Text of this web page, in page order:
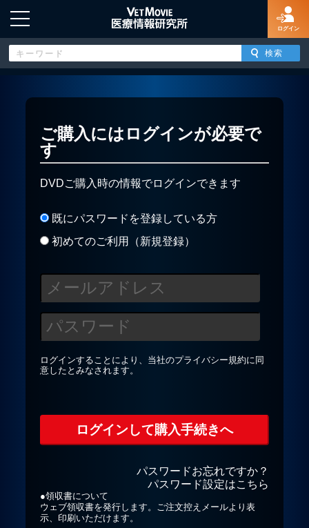
ログイン
新規登録
よくあるご質問
著作権について
プライバシーポリシー
ご購入にはログインが必要で
す
DVDご購入時の情報でログインできます
既にパスワードを登録している方
初めてのご利用（新規登録）
ログインすることにより、当社のプライバシー規約に同
意したとみなされます。
パスワードお忘れですか？
パスワード設定はこちら
●領収書について
ウェブ領収書を発行します。ご注文控えメールより表
示、印刷いただけます。